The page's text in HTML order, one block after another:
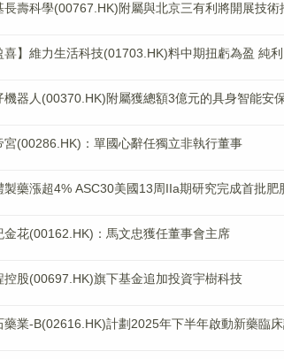
長壽科學(00767.HK)附屬與北京三有利將開展技術
喜】維力生活科技(01703.HK)料中期扭虧為盈 純
機器人(00370.HK)附屬獲總額3億元的具身智能安
宮(00286.HK)：單國心辭任獨立非執行董事
製藥漲超4% ASC30美國13周IIa期研究完成首批肥
金花(00162.HK)：馬文忠獲任董事會主席
控股(00697.HK)旗下基金追加投資宇樹科技
藥業-B(02616.HK)計劃2025年下半年啟動新藥臨